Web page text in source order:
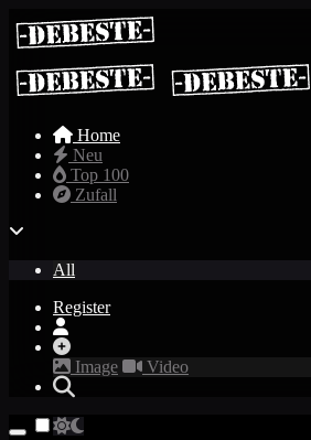
Home
Neu
Top 100
Zufall
All
Register
Image Video